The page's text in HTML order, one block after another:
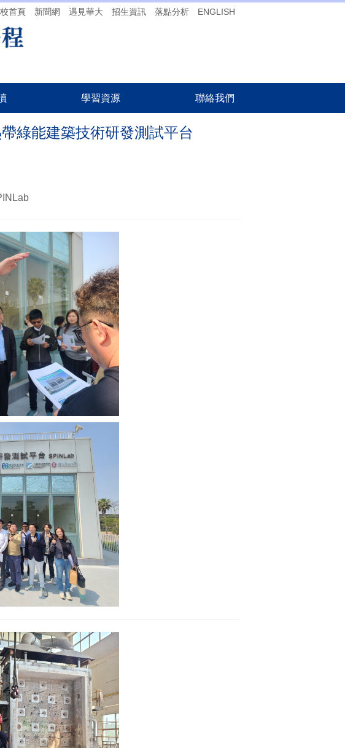
首頁 新聞網 遇見華大 招生資訊 落點分析 ENGLISH
學習資源 聯絡我們
綠能建築技術研發測試平台